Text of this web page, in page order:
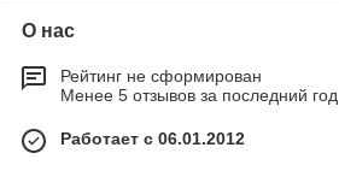
О нас
Рейтинг не сформирован
Менее 5 отзывов за последний год
Работает с 06.01.2012